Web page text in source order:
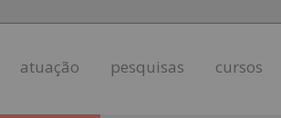
atuação pesquisas cursos